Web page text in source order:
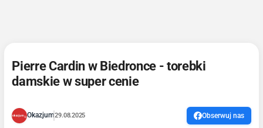
Pierre Cardin w Biedronce - torebki
damskie w super cenie
Okazjum29.08.2025 Obserwuj nas